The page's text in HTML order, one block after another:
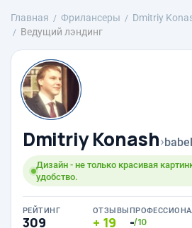
Главная Фрилансеры Dmitriy
Ведущий лэндинг
Dmitriy Konash›
Дизайн - не только красивая
удобство.
РЕЙТИНГ
309
ОТЗЫВЫ
19 -/10